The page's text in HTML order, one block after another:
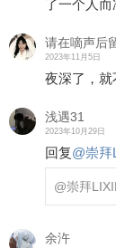
了一个人
请在嘀声后
2023年11月5日
夜深了，就
浅遇31
2023年10月29日
回复@崇拜
@崇拜
余汻